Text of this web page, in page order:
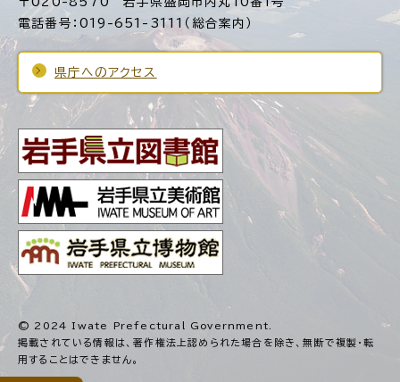
電話番号：019-651-3111（総合案内）
県庁へのアクセス
© 2024 Iwate Prefectural Government.
掲載されている情報は、著作権法上認められた場合を除き、無断で複製・転
用することはできません。